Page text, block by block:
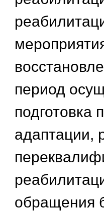
период
подготовка
адаптации,
обращения